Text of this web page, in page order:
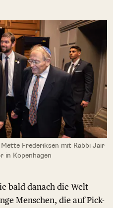
Frederiksen mit Rabbi Jair
in Kopenhagen
bald danach die Welt
Menschen, die auf Pick-